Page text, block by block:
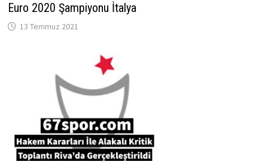
Euro 2020 Şampiyonu İtalya
13 Temmuz 2021